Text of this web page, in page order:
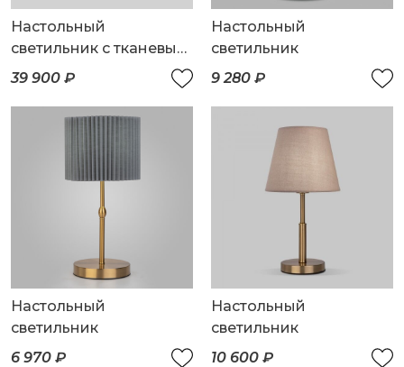
Настольный
светильник с тканевым
абажуром
39 900 ₽
Настольный
светильник
9 280 ₽
Настольный
светильник
6 970 ₽
Настольный
светильник
10 600 ₽